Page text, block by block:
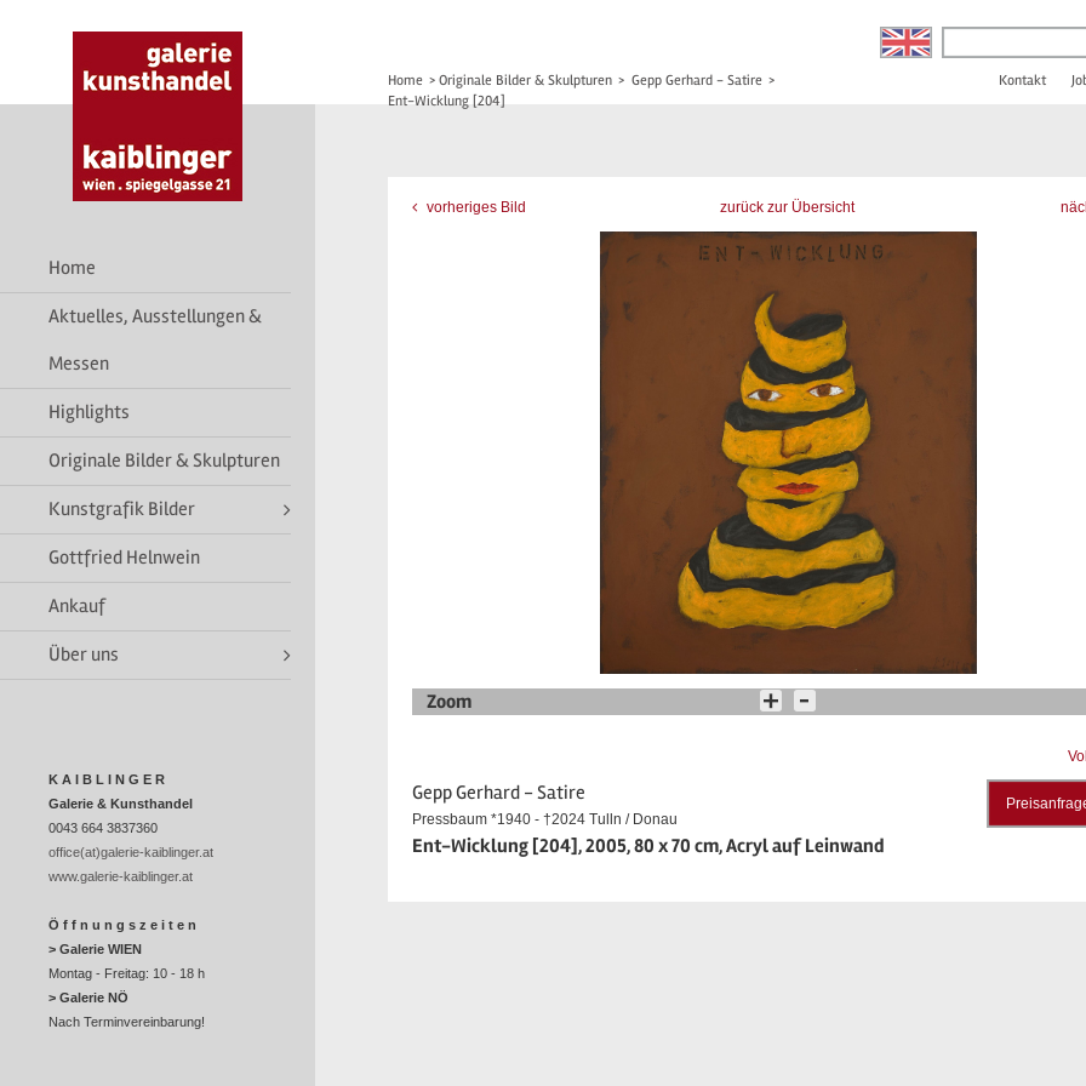
Home
Aktuelles, Ausstellungen &
Messen
Highlights
Originale Bilder & Skulpturen
Kunstgrafik Bilder
Gottfried Helnwein
Ankauf
Über uns
K A I B L I N G E R
Galerie & Kunsthandel
0043 664 3837360
office(at)galerie-kaiblinger.at
www.galerie-kaiblinger.at
Ö f f n u n g s z e i t e n
> Galerie WIEN
Montag - Freitag: 10 - 18 h
> Galerie NÖ
Nach Terminvereinbarung!
Home > Originale Bilder & Skulpturen > Gepp Gerhard - Satire >
Ent-Wicklung [204]
Kontakt
vorheriges Bild zurück zur Übersicht
Zoom
Gepp Gerhard - Satire
Pressbaum *1940 - †2024 Tulln / Donau
Ent-Wicklung [204], 2005, 80 x 70 cm, Acryl auf Leinwand